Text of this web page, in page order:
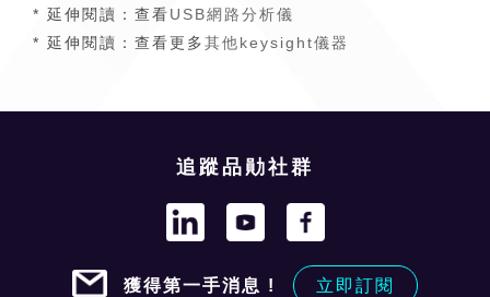
* 延伸閱讀：查看USB網路分析儀
* 延伸閱讀：查看更多其他keysight儀器
追蹤品勛社群
獲得第一手消息 ! 立即訂閱